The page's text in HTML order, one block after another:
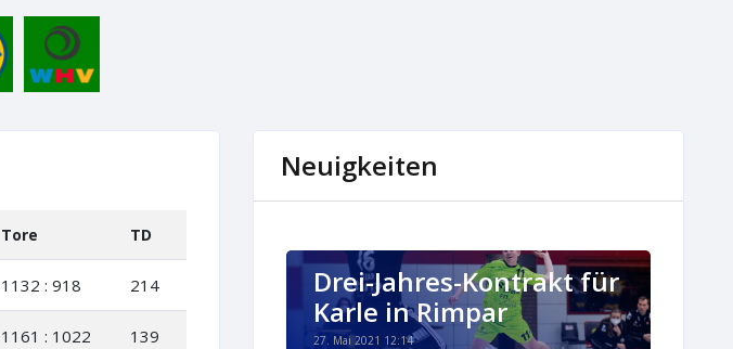
Tore TD
1132 : 918 214
1161 : 1022 139
Neuigkeiten
Drei-Jahres-Kontrakt für
Karle in Rimpar
27. Mai 2021 12:14